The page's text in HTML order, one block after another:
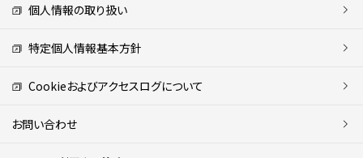
個人情報の取り扱い
特定個人情報基本方針
Cookieおよびアクセスログについて
お問い合わせ